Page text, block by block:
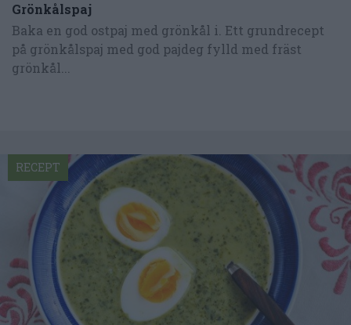
Grönkålspaj
Baka en god ostpaj med grönkål i. Ett grundrecept
på grönkålspaj med god pajdeg fylld med fräst
grönkål...
RECEPT